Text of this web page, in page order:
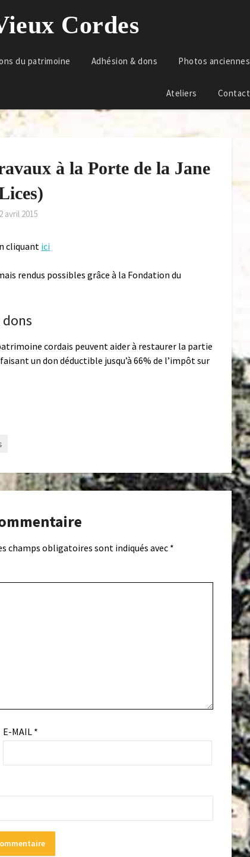
Cordes
du patrimoine Adhésion & dons Photos anciennes
Ateliers Contact
à la Porte de la Jane
avril 2015
cliquant ici
rendus possibles grâce à la Fondation du
cordais peuvent aider à restaurer la partie
un don déductible jusqu’à 66% de l’impôt sur
champs obligatoires sont indiqués avec *
E-MAIL *